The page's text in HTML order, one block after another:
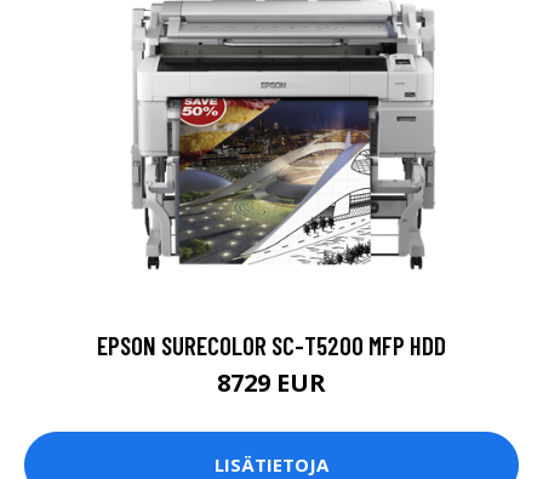
EPSON SURECOLOR SC-T5200 MFP HDD
8729 EUR
LISÄTIETOJA